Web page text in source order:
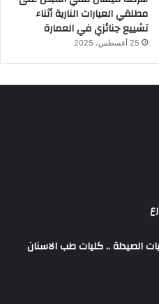
مطلقي العيارات النارية أثناء
تشييع جنائزي في العمارة
25 أغسطس، 2025
الصيدلة .. كليات طب الاسنان